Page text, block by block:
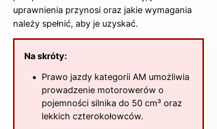
uprawnienia przynosi oraz jakie wymagania
należy spełnić, aby je uzyskać.
Na skróty:
Prawo jazdy kategorii AM umożliwia
prowadzenie motorowerów o
pojemności silnika do 50 cm³ oraz
lekkich czterokołowców.